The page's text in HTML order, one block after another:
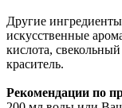
Другие
искусственные
кислота,
краситель.
Рекомендации по